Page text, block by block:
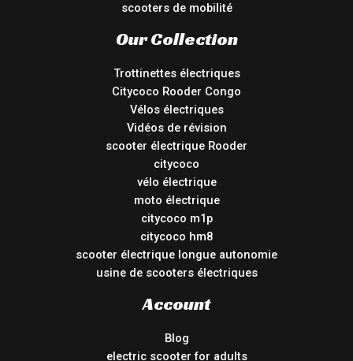
scooters de mobilité
Our Collection
Trottinettes électriques
Citycoco Rooder Congo
Vélos électriques
Vidéos de révision
scooter électrique Rooder
citycoco
vélo électrique
moto électrique
citycoco m1p
citycoco hm8
scooter électrique longue autonomie
usine de scooters électriques
Account
Blog
electric scooter for adults